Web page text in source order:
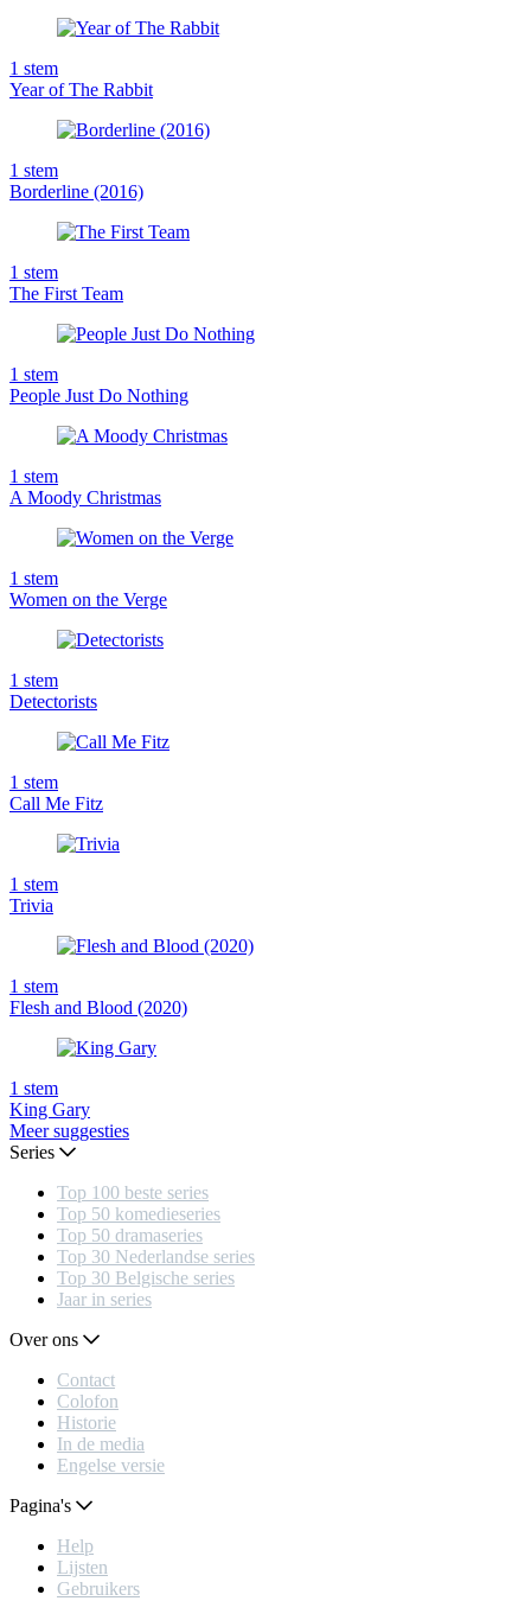
1 stem
Year of The Rabbit
1 stem
Borderline (2016)
1 stem
The First Team
1 stem
People Just Do Nothing
1 stem
A Moody Christmas
1 stem
Women on the Verge
1 stem
Detectorists
1 stem
Call Me Fitz
1 stem
Trivia
1 stem
Flesh and Blood (2020)
1 stem
King Gary
Meer suggesties
Series
Top 100 beste series
Top 50 komedieseries
Top 50 dramaseries
Top 30 Nederlandse series
Top 30 Belgische series
Jaar in series
Over ons
Contact
Colofon
Historie
In de media
Engelse versie
Pagina's
Help
Lijsten
Gebruikers